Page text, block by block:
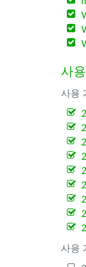
사
사용
사용